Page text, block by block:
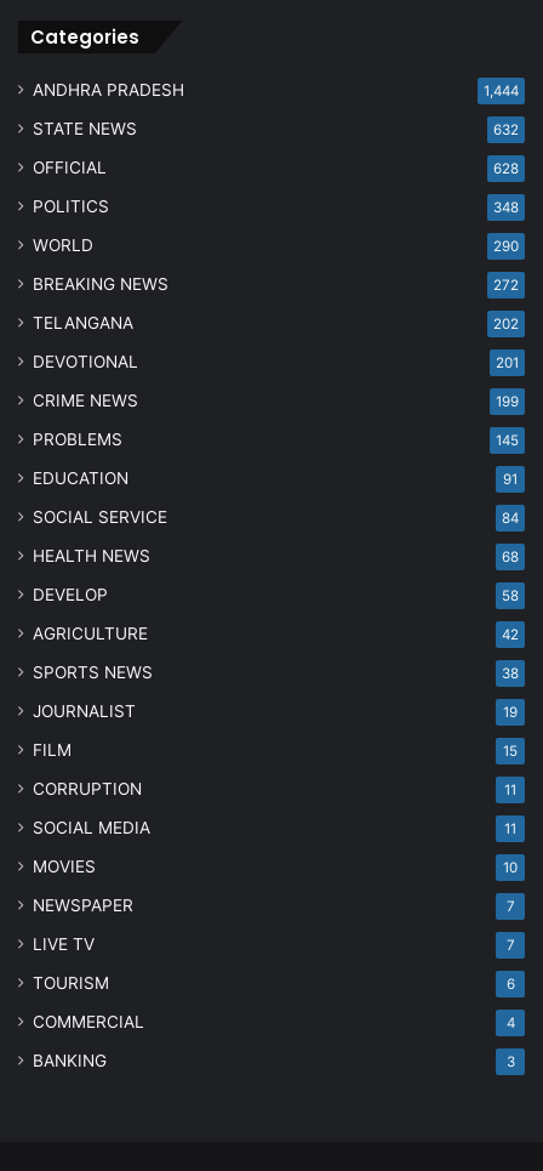
Categories
ANDHRA PRADESH 1,444
STATE NEWS 632
OFFICIAL 628
POLITICS 348
WORLD 290
BREAKING NEWS 272
TELANGANA 202
DEVOTIONAL 201
CRIME NEWS 199
PROBLEMS 145
EDUCATION 91
SOCIAL SERVICE 84
HEALTH NEWS 68
DEVELOP 58
AGRICULTURE 42
SPORTS NEWS 38
JOURNALIST 19
FILM 15
CORRUPTION 11
SOCIAL MEDIA 11
MOVIES 10
NEWSPAPER 7
LIVE TV 7
TOURISM 6
COMMERCIAL 4
BANKING 3